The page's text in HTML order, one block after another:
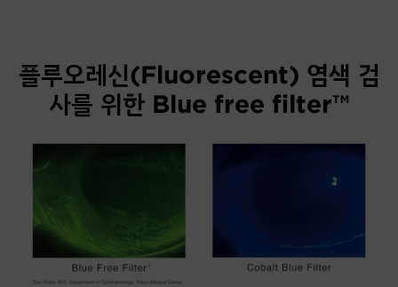
플루오레신(Fluorescent) 염색 검
사를 위한 Blue free filter™